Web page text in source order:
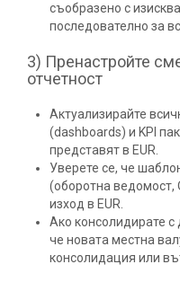
съобразено с
последователно за
3) Пренастройте
отчетност
Актуализирайте
(dashboards) и KPI
представят в EUR.
Уверете се, че
(оборотна
изход в EUR.
Ако консолидирате
че новата местна
консолидация или